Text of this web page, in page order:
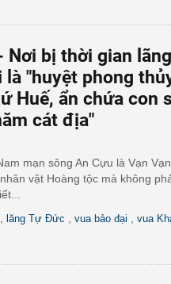
Nơi bị thời gian lãng
là "huyệt phong
Huế, ẩn chứa con
cát địa"
mạn sông An Cựu là Vạn Vạn
vật Hoàng tộc mà không
lăng Tự Đức vua bảo đại vua